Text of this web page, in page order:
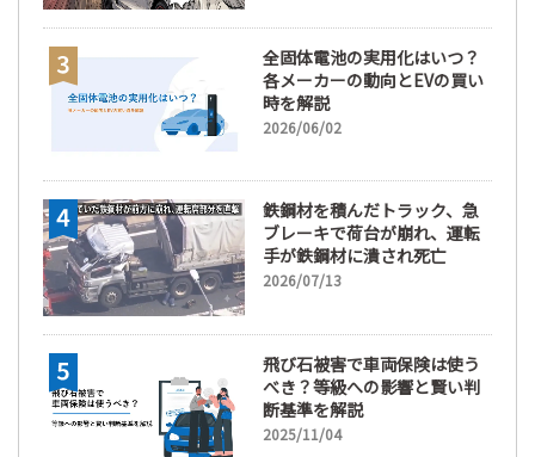
全固体電池の実用化はいつ？
各メーカーの動向とEVの買い
時を解説
2026/06/02
鉄鋼材を積んだトラック、急
ブレーキで荷台が崩れ、運転
手が鉄鋼材に潰され死亡
2026/07/13
飛び石被害で車両保険は使う
べき？等級への影響と賢い判
断基準を解説
2025/11/04